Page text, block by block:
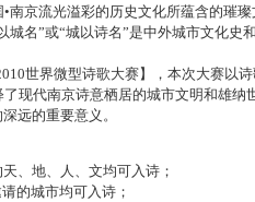
南京流光溢彩的历史文化所蕴含的璀
名”或“城以诗名”是中外城市文化史
世界微型诗歌大赛】，本次大赛以
现代南京诗意栖居的城市文明和雄
远的重要意义。
、地、人、文均可入诗；
的城市均可入诗；